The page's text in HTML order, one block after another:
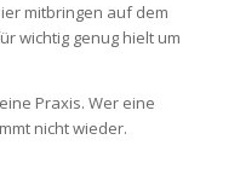
mitbringen auf dem
wichtig genug hielt um
Praxis. Wer eine
nicht wieder.